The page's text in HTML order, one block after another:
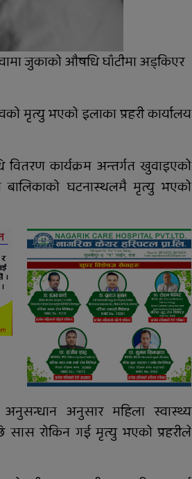
बरामद
जुकाको औषधि घाँटीमा अड्किएर
मृत्यु भएको इलाका प्रहरी कार्यालय
वितरण कार्यक्रम अन्तर्गत खुवाइएको
घटनास्थलमै मृत्यु भएको
अनुसन्धान अनुसार महिला स्वास्थ्य
सास रोकिन गई मृत्यु भएको प्रहरीले